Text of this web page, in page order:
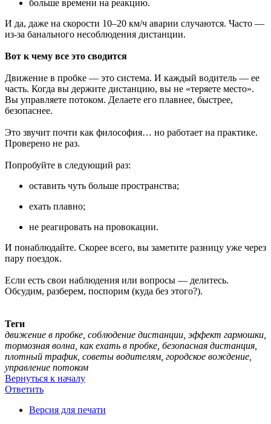
больше времени на реакцию.
И да, даже на скорости 10–20 км/ч аварии случаются. Часто —
из-за банального несоблюдения дистанции.
Вот к чему все это сводится
Движение в пробке — это система. И каждый водитель — ее
часть. Когда вы держите дистанцию, вы не «теряете место».
Вы управляете потоком. Делаете его плавнее, быстрее,
безопаснее.
Это звучит почти как философия… но работает на практике.
Проверено не раз.
Попробуйте в следующий раз:
оставить чуть больше пространства;
ехать плавно;
не реагировать на провокации.
И понаблюдайте. Скорее всего, вы заметите разницу уже через
пару поездок.
Если есть свои наблюдения или вопросы — делитесь.
Обсудим, разберем, поспорим (куда без этого?).
Теги
движение в пробке, соблюдение дистанции, эффект гармошки,
тормозная волна, как ехать в пробке, безопасная дистанция,
плотный трафик, советы водителям, городское вождение,
управление потоком
Вернуться к началу
Ответить
Версия для печати